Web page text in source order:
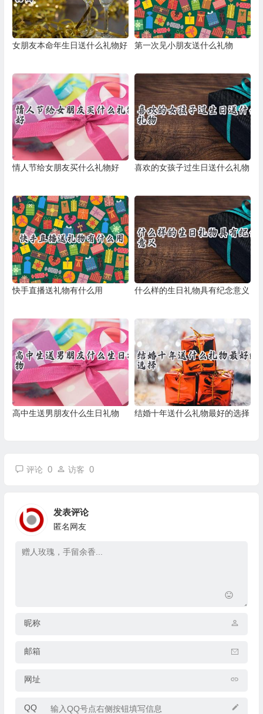
女朋友本命年生日送什么礼物好 第一次见小朋友送什么礼物
情人节给女朋友买什么礼物好 喜欢的女孩子过生日送什么礼物
快手直播送礼物有什么用 什么样的生日礼物具有纪念意义
高中生送男朋友什么生日礼物 结婚十年送什么礼物最好的选择
评论 0 访客 0
发表评论
匿名网友
昵称
邮箱
网址
QQ